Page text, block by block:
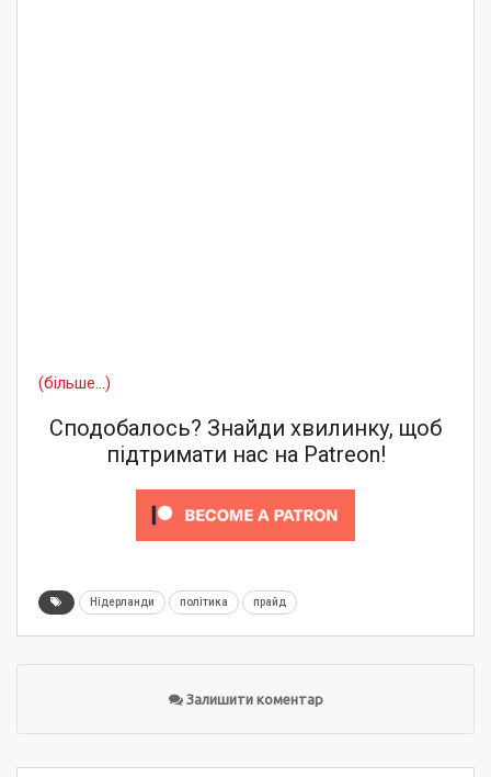
(більше…)
Сподобалось? Знайди хвилинку, щоб
підтримати нас на Patreon!
Нідерланди політика прайд
Залишити коментар